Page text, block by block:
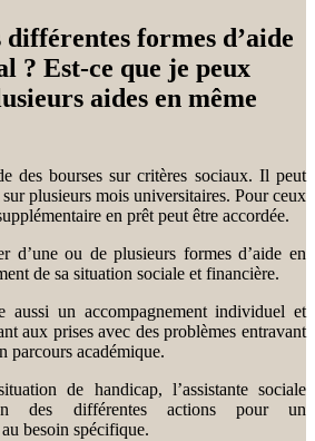
différentes formes d’aide
? Est-ce que je peux
aides en même
des bourses sur critères sociaux. Il peut
plusieurs mois universitaires. Pour ceux
en prêt peut être accordée.
d’une ou de plusieurs formes d’aide en
de sa situation sociale et financière.
aussi un accompagnement individuel et
aux prises avec des problèmes entravant
parcours académique.
de handicap, l’assistante sociale
des différentes actions pour un
besoin spécifique.